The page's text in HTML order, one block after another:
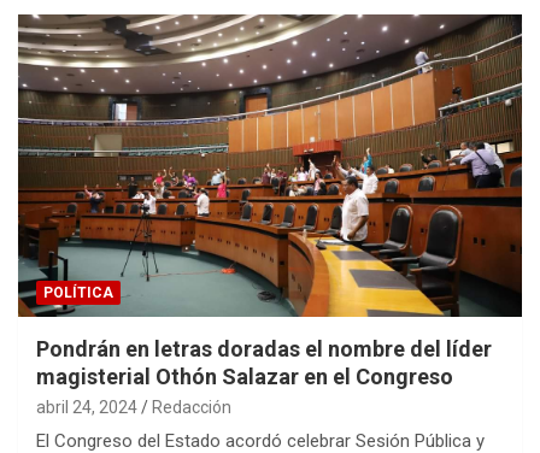
POLÍTICA
Pondrán en letras doradas el nombre del líder
magisterial Othón Salazar en el Congreso
abril 24, 2024 Redacción
El Congreso del Estado acordó celebrar Sesión Pública y